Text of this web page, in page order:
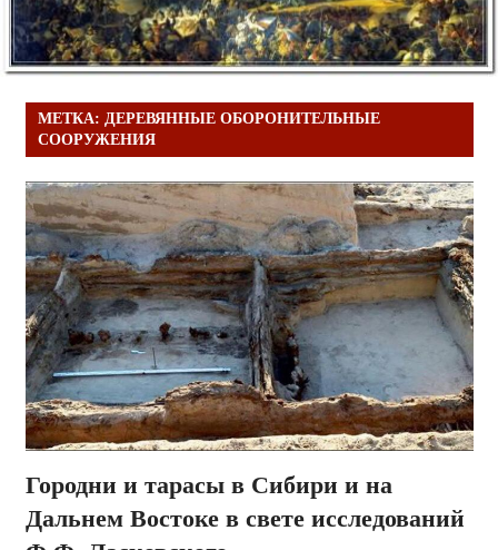
МЕТКА: ДЕРЕВЯННЫЕ ОБОРОНИТЕЛЬНЫЕ
СООРУЖЕНИЯ
Городни и тарасы в Сибири и на
Дальнем Востоке в свете исследований